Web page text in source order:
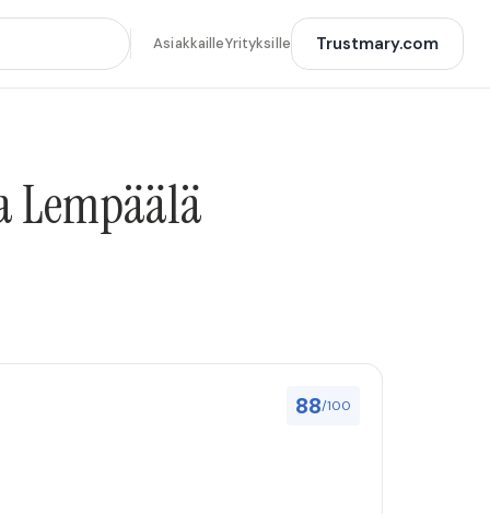
AsiakkailleYrityksille Trustmary.com
Lempäälä
88/100